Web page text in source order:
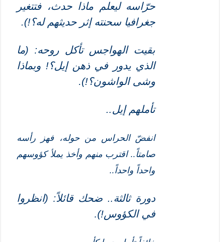
حرّاسه ليعلم ماذا حدث، فتتغير
جغرافيا سحنته إثر حديثهم له؟!).
بقيت الهواجس تأكل روحه: (ما
الذي يدور في ذهن إيل؟! وبماذا
وشى الواشون؟!).
تأملهم إيل..
انفضّ الحراس من حوله، فهز رأسه
صامتاً.. اقترب منهم وأخذ يملأ كؤوسهم
واحداً واحداً..
دورة ثالثة.. ضحك قائلاً: (انظروا
في الكؤوس!).